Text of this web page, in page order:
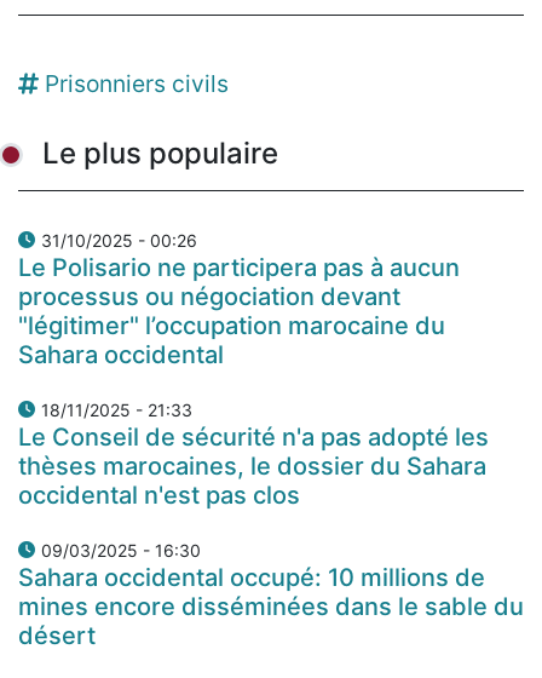
Prisonniers civils
Le plus populaire
31/10/2025 - 00:26
Le Polisario ne participera pas à aucun
processus ou négociation devant
"légitimer" l’occupation marocaine du
Sahara occidental
18/11/2025 - 21:33
Le Conseil de sécurité n'a pas adopté les
thèses marocaines, le dossier du Sahara
occidental n'est pas clos
09/03/2025 - 16:30
Sahara occidental occupé: 10 millions de
mines encore disséminées dans le sable du
désert